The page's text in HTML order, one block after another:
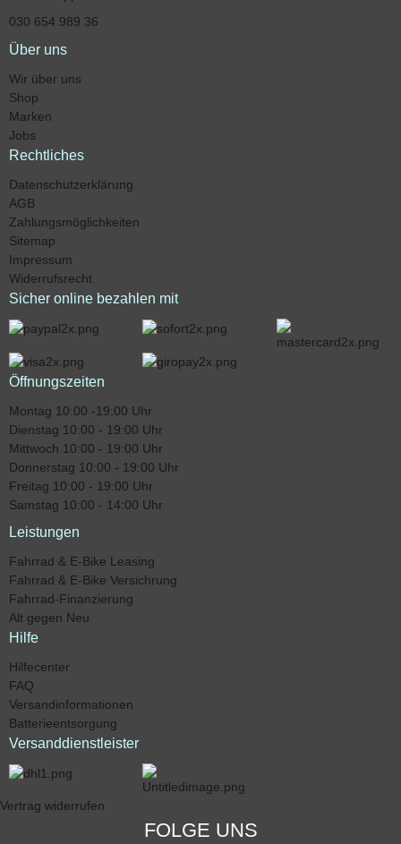
030 654 989 36
Über uns
Wir über uns
Shop
Marken
Jobs
Rechtliches
Datenschutzerklärung
AGB
Zahlungsmöglichkeiten
Sitemap
Impressum
Widerrufsrecht
Sicher online bezahlen mit
Öffnungszeiten
Montag 10:00 -19:00 Uhr
Dienstag 10:00 - 19:00 Uhr
Mittwoch 10:00 - 19:00 Uhr
Donnerstag 10:00 - 19:00 Uhr
Freitag 10:00 - 19:00 Uhr
Samstag 10:00 - 14:00 Uhr
Leistungen
Fahrrad & E-Bike Leasing
Fahrrad & E-Bike Versichrung
Fahrrad-Finanzierung
Alt gegen Neu
Hilfe
Hilfecenter
FAQ
Versandinformationen
Batterieentsorgung
Versanddienstleister
Vertrag widerrufen
FOLGE UNS